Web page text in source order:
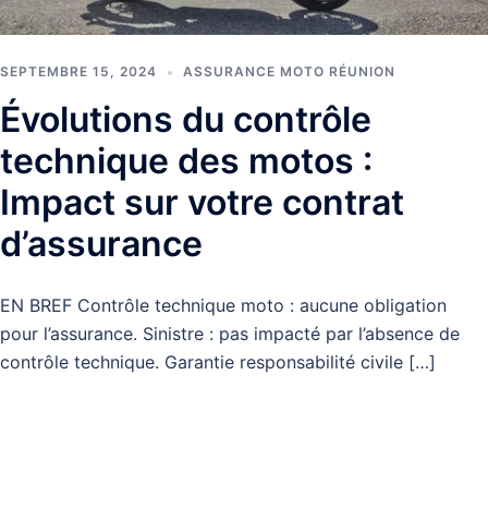
SEPTEMBRE 15, 2024 ASSURANCE MOTO RÉUNION
Évolutions du contrôle
technique des motos :
Impact sur votre contrat
d’assurance
EN BREF Contrôle technique moto : aucune obligation
pour l’assurance. Sinistre : pas impacté par l’absence de
contrôle technique. Garantie responsabilité civile […]